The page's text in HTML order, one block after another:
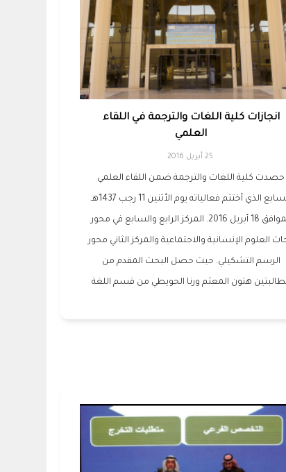
انجازات كلية اللغات والترجمة في اللقاء
العلمي
25 أبريل 2016
حصدت كلية اللغات والترجمة ضمن اللقاء العلمي
السابع الذي أختتم فعالياته يوم الأثنين 11 رجب 1437هـ
الموافق 18 أبريل 2016. المركز الرابع والسابع في محور
العلوم الإنسانية والاجتماعية والمركز الثاني محور
الرسم التشكيلي. حيث حصل البحث المقدم من
هتون المعثم ورنا الحويطي من قسم اللغة